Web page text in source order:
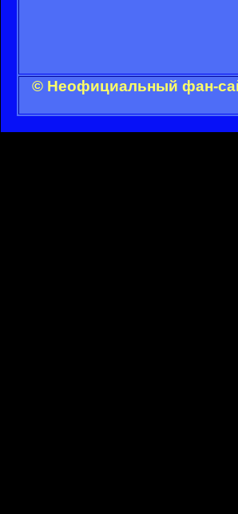
© Неофициальный фан-